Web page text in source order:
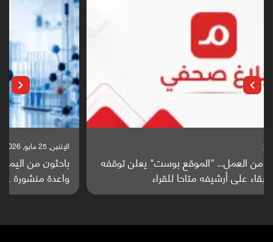
باحثون من اليمن يدخلون سباق أبحاث ألزهايمر بدراسة
واعدة منشورة عالميا (ترجمة)